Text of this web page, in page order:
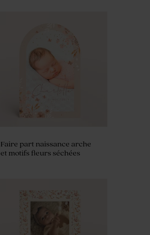
Faire part naissance arche
et motifs fleurs séchées